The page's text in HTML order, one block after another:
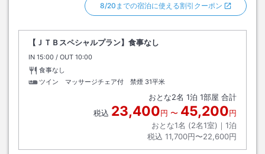
8/20までの宿泊に使える割引クーポン
【ＪＴＢスペシャルプラン】食事なし
IN チェックイン
15:00 / OUT チェックアウト
10:00
食事なし
ツイン マッサージチェア付 禁煙 31平米
おとな2名 1泊 1部屋 合計
税込 23,400円 〜 45,200円
おとな1名 (2名1室)｜ 1泊
税込 11,700円〜22,600円